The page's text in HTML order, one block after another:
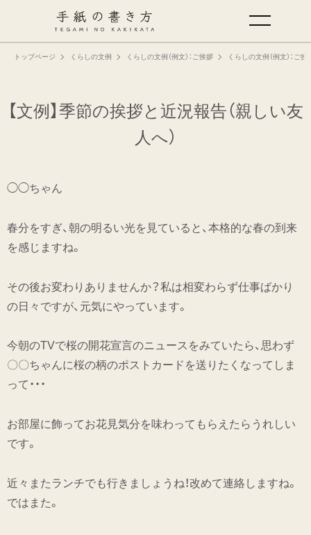
トップページ くらしの文例 くらしの文例（例文）：ご挨拶 くらしの文例（例文）：ご
【文例】季節の挨拶と近況報告（親しい友
人へ）
◯◯ちゃん
春分をすぎ、朝の明るい光を見ていると、本格的な春の到来
を感じますね。
その後お変わりありませんか？私は相変わらず仕事ばかり
の日々ですが、元気にやっています。
今朝のTVで桜の開花宣言のニュースをみていたら、思わず
〇〇ちゃんに桜の柄のポストカードを送りたくなってしま
って・・・
お部屋に飾ってお花見気分を味わってもらえたらうれしい
です。
近々またランチでも行きましょうね！改めて連絡しますね。
ではまた。
手紙の基本
仕事の手紙の書き方
仕事の文例
特集